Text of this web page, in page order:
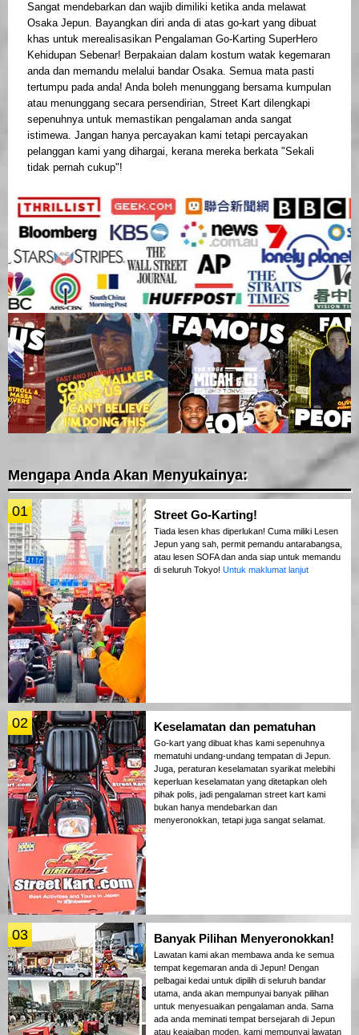
Sangat mendebarkan dan wajib dimiliki ketika anda melawat
Osaka Jepun. Bayangkan diri anda di atas go-kart yang dibuat
khas untuk merealisasikan Pengalaman Go-Karting SuperHero
Kehidupan Sebenar! Berpakaian dalam kostum watak kegemaran
anda dan memandu melalui bandar Osaka. Semua mata pasti
tertumpu pada anda! Anda boleh menunggang bersama kumpulan
atau menunggang secara persendirian, Street Kart dilengkapi
sepenuhnya untuk memastikan pengalaman anda sangat
istimewa. Jangan hanya percayakan kami tetapi percayakan
pelanggan kami yang dihargai, kerana mereka berkata "Sekali
tidak pernah cukup"!
Mengapa Anda Akan Menyukainya:
01 Street Go-Karting!
Tiada lesen khas diperlukan! Cuma miliki Lesen
Jepun yang sah, permit pemandu antarabangsa,
atau lesen SOFA dan anda siap untuk memandu
di seluruh Tokyo! Untuk maklumat lanjut
02 Keselamatan dan pematuhan
Go-kart yang dibuat khas kami sepenuhnya
mematuhi undang-undang tempatan di Jepun.
Juga, peraturan keselamatan syarikat melebihi
keperluan keselamatan yang ditetapkan oleh
pihak polis, jadi pengalaman street kart kami
bukan hanya mendebarkan dan
menyeronokkan, tetapi juga sangat selamat.
03 Banyak Pilihan Menyeronokkan!
Lawatan kami akan membawa anda ke semua
tempat kegemaran anda di Jepun! Dengan
pelbagai kedai untuk dipilih di seluruh bandar
utama, anda akan mempunyai banyak pilihan
untuk menyesuaikan pengalaman anda. Sama
ada anda meminati tempat bersejarah di Jepun
atau keajaiban moden, kami mempunyai lawatan